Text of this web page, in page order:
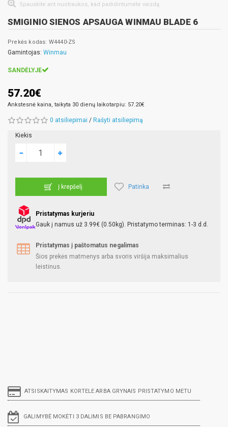
Spauskite ant nuotraukos, kad padidintumėte vaizdą
SMIGINIO SIENOS APSAUGA WINMAU BLADE 6
Prekės kodas: W4440-ZS
Gamintojas: Winmau
SANDĖLYJE
57.20€
Ankstesnė kaina, taikyta 30 dienų laikotarpiu: 57.20€
0 atsiliepimai / Rašyti atsiliepimą
Kiekis
Į krepšelį Patinka
Pristatymas kurjeriu
Gauk į namus už 3.99€ (0.50kg). Pristatymo terminas: 1-3 d.d.
Pristatymas į paštomatus negalimas
Šios prekės matmenys arba svoris viršija maksimalius
leistinus.
ATSISKAITYMAS KORTELE ARBA GRYNAIS PRISTATYMO METU
GALIMYBĖ MOKĖTI 3 DALIMIS BE PABRANGIMO